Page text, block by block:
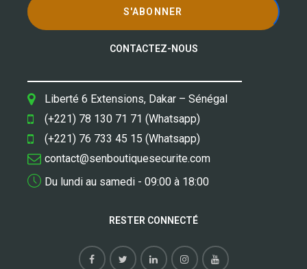
S'ABONNER
CONTACTEZ-NOUS
Liberté 6 Extensions, Dakar – Sénégal
(+221) 78 130 71 71 (Whatsapp)
(+221) 76 733 45 15 (Whatsapp)
contact@senboutiquesecurite.com
Du lundi au samedi - 09:00 à 18:00
RESTER CONNECTÉ